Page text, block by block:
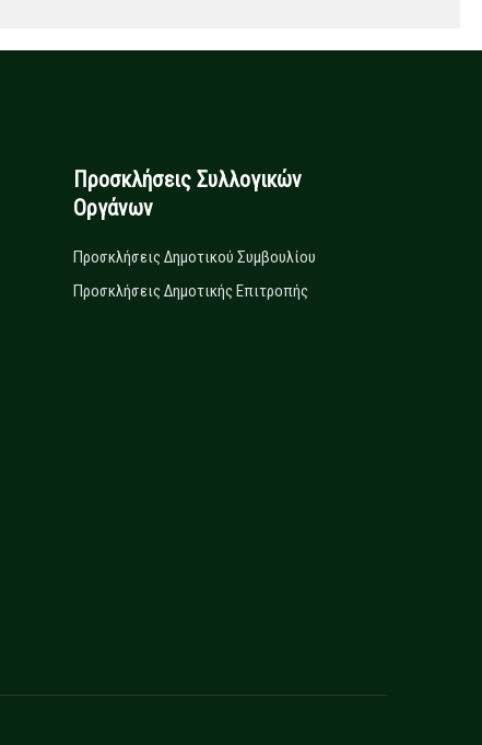
Προσκλήσεις Συλλογικών
Οργάνων
Προσκλήσεις Δημοτικού Συμβουλίου
Προσκλήσεις Δημοτικής Επιτροπής